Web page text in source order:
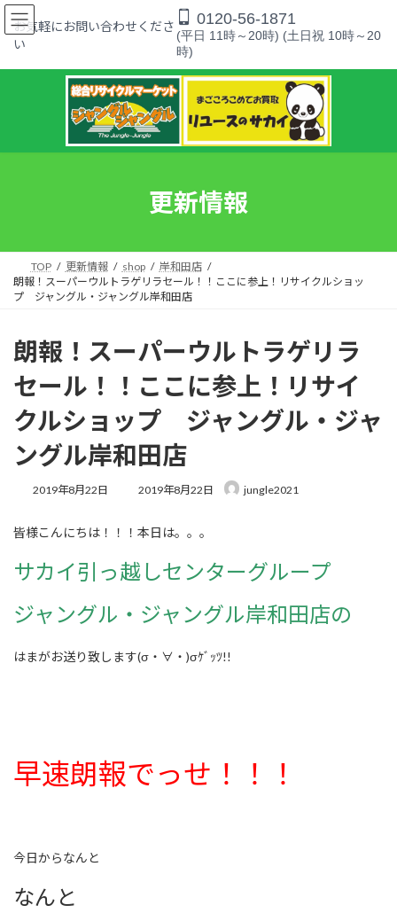
コ
ン
ッ
ナ
ビ
移
お気軽にお問い合わせくださ
い
0120-56-1871
(平日 11時～20時) (土日祝 10時～20
時)
更新情報
TOP 更新情報 shop
岸和田店
朗報！スーパーウルトラゲリラセール！！ここに参上！リサイクルショッ
プ ジャングル・ジャングル岸和田店
朗報！スーパーウルトラゲリラ
セール！！ここに参上！リサイ
クルショップ ジャングル・ジャ
ングル岸和田店
2019年8月22日
最
新
時
:
2019年8月22日 jungle2021
皆様こんにちは！！！本日は。。。
サカイ引っ越しセンターグループ
ジャングル・ジャングル岸和田店の
はまがお送り致します(σ・∀・)σｹﾞｯﾂ!!
早速朗報でっせ！！！
今日からなんと
なんと